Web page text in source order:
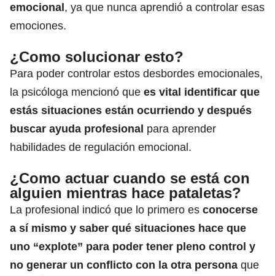
emocional, ya que nunca aprendió a controlar esas
emociones.
¿Como solucionar esto?
Para poder controlar estos desbordes emocionales,
la psicóloga mencionó que es vital identificar que
estás situaciones están ocurriendo y después
buscar ayuda profesional para aprender
habilidades de regulación emocional.
¿Como actuar cuando se está con
alguien mientras hace pataletas?
La profesional indicó que lo primero es conocerse
a sí mismo y saber qué situaciones hace que
uno “explote” para poder tener pleno control y
no generar un conflicto con la otra persona que